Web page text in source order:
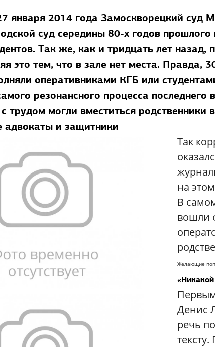
января 2014 года Замоскворецкий суд
суд середины 80-х годов
Так же, как и тридцать лет назад,
это тем, что в зале нет места. Правда,
оперативниками КГБ или
резонансного процесса
трудом могли вместиться родственники
адвокаты и защитники
Так
на
В
вошли
Желающие
Денис
речь